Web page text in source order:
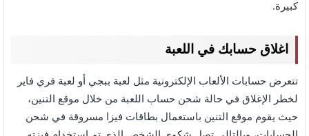
كبيرة.
اغلاق حسابك في اللعبة
تتعرض حسابات الألعاب الإلكترونية مثل لعبة ببجي أو لعبة فري فاير
لخطر الإغلاق في حالة شحن حساب اللعبة من خلال موقع التنين،
حيث يقوم موقع التنين باستعمال بطاقات فيزا مسروقة في شحن